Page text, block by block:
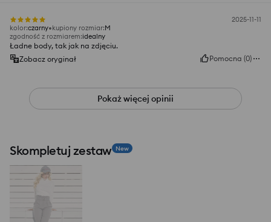
2025-11-11
kolor:czarny kupiony rozmiar:M
zgodność z rozmiarem:idealny
Ładne body, tak jak na zdjęciu.
Zobacz oryginał
Pomocna (0)
Pokaż więcej opinii
Skompletuj zestaw New